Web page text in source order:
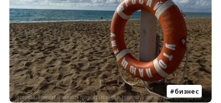
бизнес